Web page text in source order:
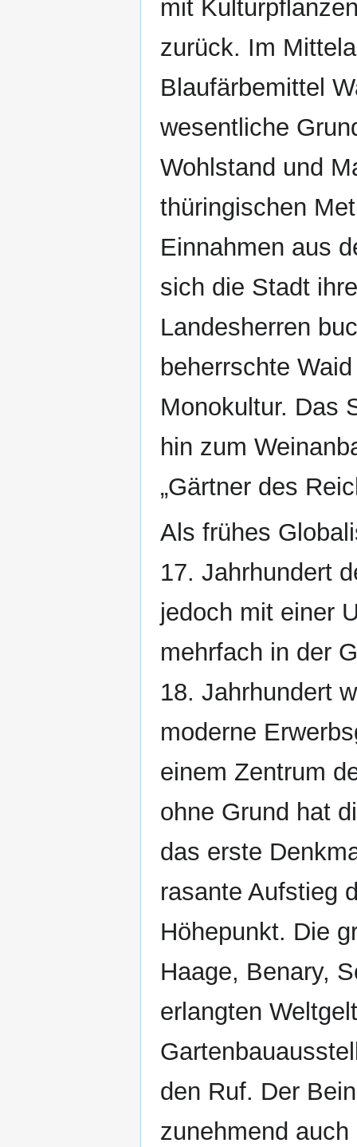
mit
zurück. Im
Blaufärbemittel
wesentliche
Wohlstand und
thüringischen
Einnahmen aus
sich die Stadt
Landesherren
beherrschte
Monokultur. Das
hin zum
„Gärtner des
Als frühes
17. Jahrhundert
jedoch mit einer
mehrfach in der
18. Jahrhundert
moderne
einem Zentrum
ohne Grund hat
das erste
rasante Aufstieg
Höhepunkt. Die
Haage, Benary,
erlangten
den Ruf. Der
zunehmend